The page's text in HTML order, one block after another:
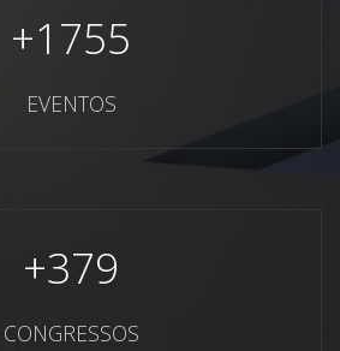
+1755
EVENTOS
+379
CONGRESSOS